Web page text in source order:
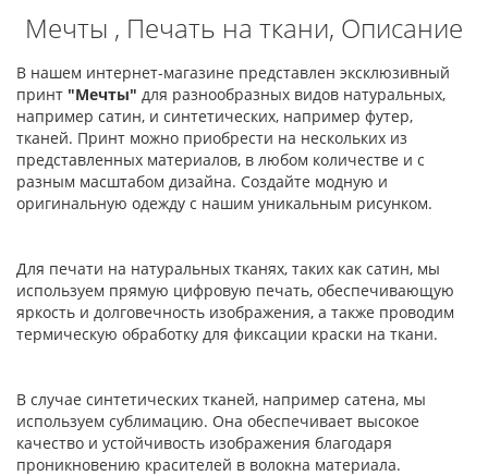
Мечты , Печать на ткани, Описание
В нашем интернет-магазине представлен эксклюзивный
принт "Мечты" для разнообразных видов натуральных,
например сатин, и синтетических, например футер,
тканей. Принт можно приобрести на нескольких из
представленных материалов, в любом количестве и с
разным масштабом дизайна. Создайте модную и
оригинальную одежду с нашим уникальным рисунком.
Для печати на натуральных тканях, таких как сатин, мы
используем прямую цифровую печать, обеспечивающую
яркость и долговечность изображения, а также проводим
термическую обработку для фиксации краски на ткани.
В случае синтетических тканей, например сатена, мы
используем сублимацию. Она обеспечивает высокое
качество и устойчивость изображения благодаря
проникновению красителей в волокна материала.